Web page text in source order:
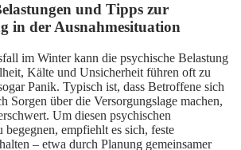
und Tipps zur
in der Ausnahmesituation
im Winter kann die psychische Belastung
Kälte und Unsicherheit führen oft zu
Panik. Typisch ist, dass Betroffene sich
Sorgen über die Versorgungslage machen,
Um diesen psychischen
begegnen, empfiehlt es sich, feste
– etwa durch Planung gemeinsamer